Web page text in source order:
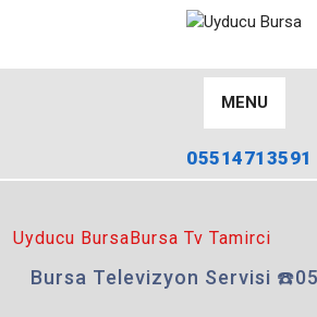
MENU
05514713591
Uyducu BursaBursa Tv Tamirci
Bursa Televizyon Servisi